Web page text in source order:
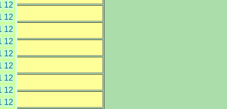
12
12
12
12
12
12
12
12
12